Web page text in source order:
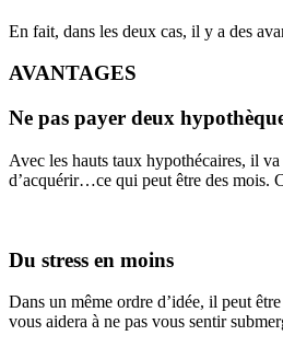
En fait, dans les deux cas, il y a des
AVANTAGES
Ne pas payer deux
Avec les hauts taux hypothécaires, il
d’acquérir…ce qui peut être des mois.
Du stress en moins
Dans un même ordre d’idée, il peut
vous aidera à ne pas vous sentir